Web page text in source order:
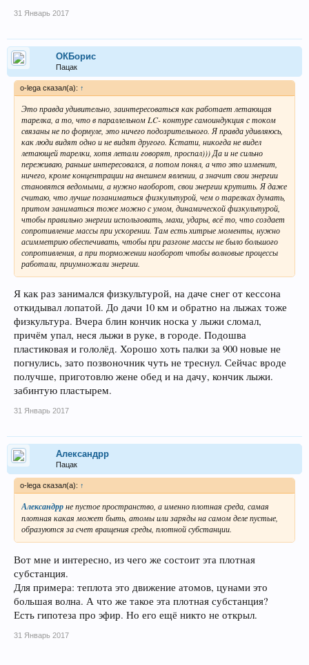
31 Январь 2017
ОКБорис
Пацак
o-lega сказал(а): ↑
Это правда удивительно, заинтересоваться как работает летающая
тарелка, а то, что в параллельном LC- контуре самоиндукция с током
связаны не по формуле, это ничего подозрительного. Я правда удивляюсь,
как люди видят одно и не видят другого. Кстати, никогда не видел
летающей тарелки, хотя летали говорят, проспал))) Да и не сильно
переживаю, раньше интересовался, а потом понял, а что это изменит,
ничего, кроме концентрации на внешнем явлении, а значит свои энергии
становятся ведомыми, а нужно наоборот, свои энергии крутить. Я даже
считаю, что лучше позаниматься физкультурой, чем о тарелках думать,
притом заниматься тоже можно с умом, динамической физкультурой,
чтобы правильно энергии использовать, махи, удары, всё то, что создает
сопротивление массы при ускорении. Там есть хитрые моменты, нужно
асимметрию обеспечивать, чтобы при разгоне массы не было большого
сопротивления, а при торможении наоборот чтобы волновые процессы
работали, приумножали энергии.
Я как раз занимался физкультурой, на даче снег от кессона
откидывал лопатой. До дачи 10 км и обратно на лыжах тоже
физкультура. Вчера блин кончик носка у лыжи сломал,
причём упал, неся лыжи в руке, в городе. Подошва
пластиковая и гололёд. Хорошо хоть палки за 900 новые не
погнулись, зато позвоночник чуть не треснул. Сейчас вроде
получше, приготовлю жене обед и на дачу, кончик лыжи.
забинтую пластырем.
31 Январь 2017
Александрр
Пацак
o-lega сказал(а): ↑
Александррне пустое пространство, а именно плотная среда, самая
плотная какая может быть, атомы или заряды на самом деле пустые,
образуются за счет вращения среды, плотной субстанции.
Вот мне и интересно, из чего же состоит эта плотная
субстанция.
Для примера: теплота это движение атомов, цунами это
большая волна. А что же такое эта плотная субстанция?
Есть гипотеза про эфир. Но его ещё никто не открыл.
31 Январь 2017